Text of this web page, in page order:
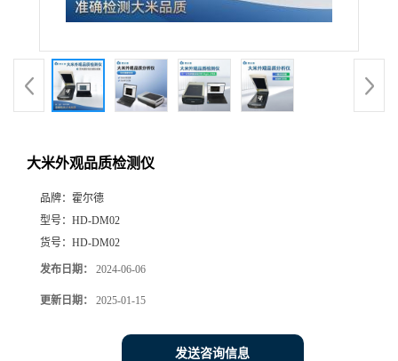
大米外观品质检测仪
品牌： 霍尔德
型号： HD-DM02
货号： HD-DM02
发布日期： 2024-06-06
更新日期： 2025-01-15
发送咨询信息